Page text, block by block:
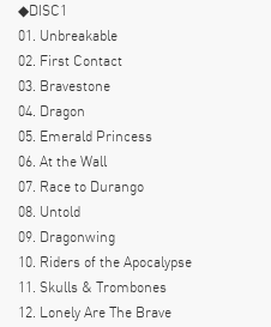
◆DISC1
01. Unbreakable
02. First Contact
03. Bravestone
04. Dragon
05. Emerald Princess
06. At the Wall
07. Race to Durango
08. Untold
09. Dragonwing
10. Riders of the Apocalypse
11. Skulls & Trombones
12. Lonely Are The Brave